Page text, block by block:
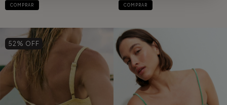
COMPRAR COMPRAR
52 % OFF